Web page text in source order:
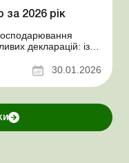
за 2026 рік
декларацій: із
кожного суб’єкта
чи користуванні
а...
30.01.2026